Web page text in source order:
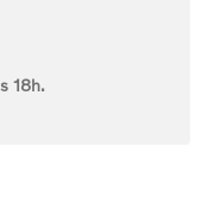
18h.